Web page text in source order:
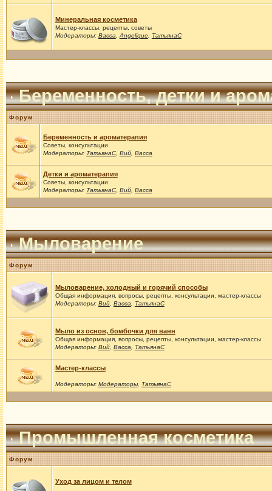
Минеральная косметика
Мастер-классы, рецепты, советы
Модераторы: Васса Angelique, ТатьянаС
Беременность, детки и
Форум
Беременность и ароматерапия
Советы, консультации
Модераторы: ТатьянаС, Вий, Васса
Детки и ароматерапия
Советы, консультации
Модераторы: ТатьянаС, Вий, Васса
Мыловарение
Форум
Мыловарение, холодный и горячий способы
Общая информация, вопросы, рецепты, консультации, мастер-классы
Модераторы: Вий, Васса ТатьянаС
Мыло из основ, бомбочки для ванн
Общая информация, вопросы, рецепты, консультации, мастер-классы
Модераторы: Вий, Васса ТатьянаС
Мастер-классы
Модераторы: Модераторы, ТатьянаС
Промышленная косметика
Форум
Уход за лицом и телом